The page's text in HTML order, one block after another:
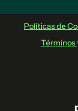
Políticas de
Términos